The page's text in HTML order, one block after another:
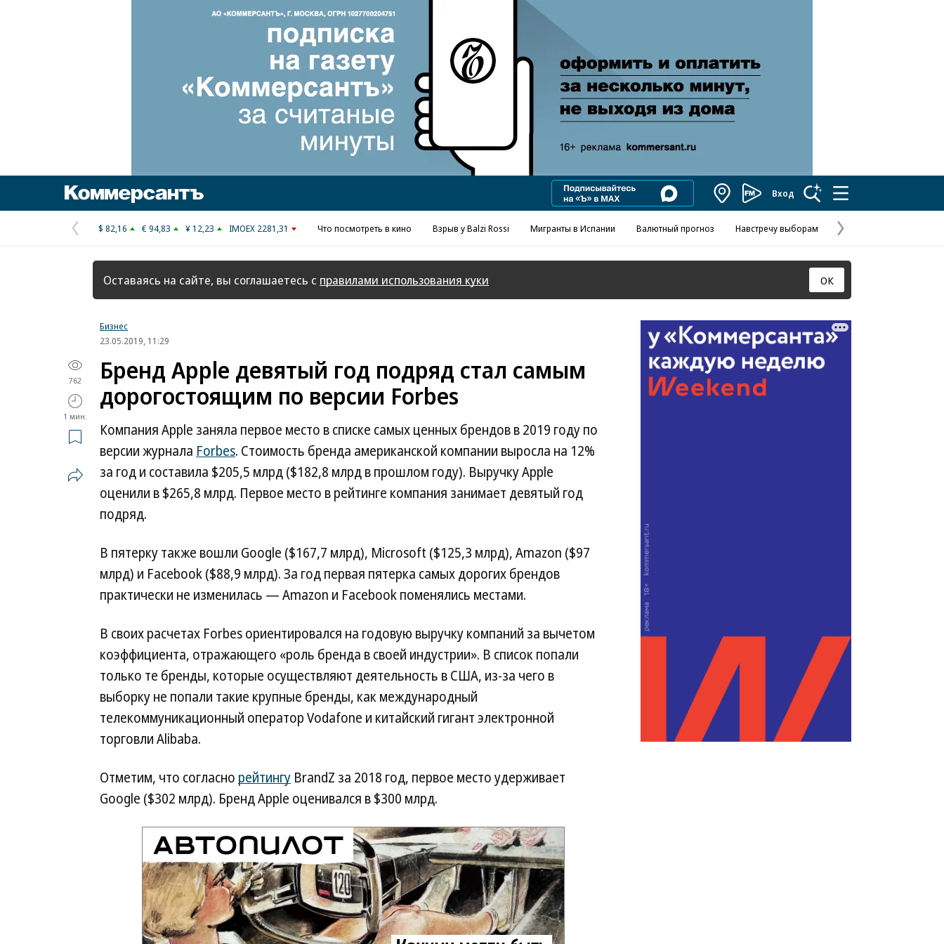
Реклама в «Ъ» www.kommersant.ru/ad
КоммерсантъВход
Предыдущая
страница
$ 82,16 € 94,83 ¥ 12,23 IMOEX 2281,31 Что посмотреть в кино Взрыв у Balzi Rossi Мигранты в Испании Валютный прогноз Навстречу выборам
Следующая
страница
Оставаясь на сайте, вы соглашаетесь с правилами использования куки ОК
Бизнес
23.05.2019, 11:29
762
1 мин.
Бренд Apple девятый год подряд стал самым
дорогостоящим по версии Forbes
Компания Apple заняла первое место в списке самых ценных брендов в 2019 году по
версии журнала Forbes. Стоимость бренда американской компании выросла на 12%
за год и составила $205,5 млрд ($182,8 млрд в прошлом году). Выручку Apple
оценили в $265,8 млрд. Первое место в рейтинге компания занимает девятый год
подряд.
В пятерку также вошли Google ($167,7 млрд), Microsoft ($125,3 млрд), Amazon ($97
млрд) и Facebook ($88,9 млрд). За год первая пятерка самых дорогих брендов
практически не изменилась — Amazon и Facebook поменялись местами.
В своих расчетах Forbes ориентировался на годовую выручку компаний за вычетом
коэффициента, отражающего «роль бренда в своей индустрии». В список попали
только те бренды, которые осуществляют деятельность в США, из-за чего в
выборку не попали такие крупные бренды, как международный
телекоммуникационный оператор Vodafone и китайский гигант электронной
торговли Alibaba.
Отметим, что согласно рейтингу BrandZ за 2018 год, первое место удерживает
Google ($302 млрд). Бренд Apple оценивался в $300 млрд.